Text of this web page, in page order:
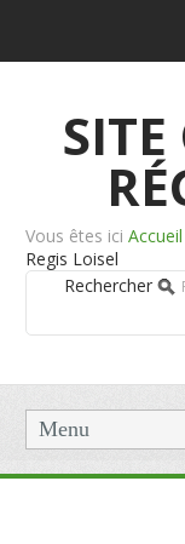
Vous êtes ici Accueil
Regis Loisel
Rechercher
Menu